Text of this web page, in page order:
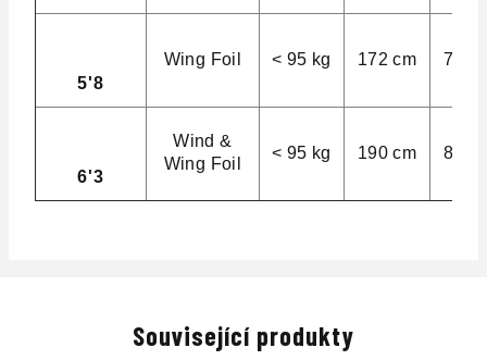
5'8
Wing Foil < 95 kg 172 cm 72
6'3
Wind &
Wing Foil
< 95 kg 190 cm 80
Související produkty